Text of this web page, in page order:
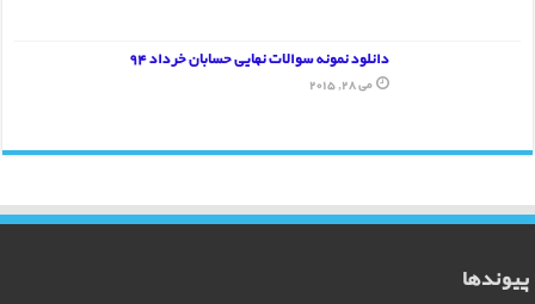
دانلود نمونه سوالات نهایی حسابان خرداد 94
می 28, 2015
پیوندها